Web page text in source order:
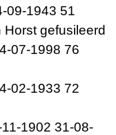
09-1943 51
gefusileerd
07-1998 76
02-1933 72
1902 31-08-